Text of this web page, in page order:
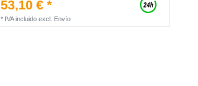
53,10 € *
* IVA incluidoexcl. Envío